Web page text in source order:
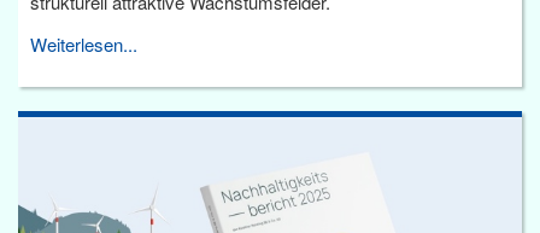
Weiterlesen...